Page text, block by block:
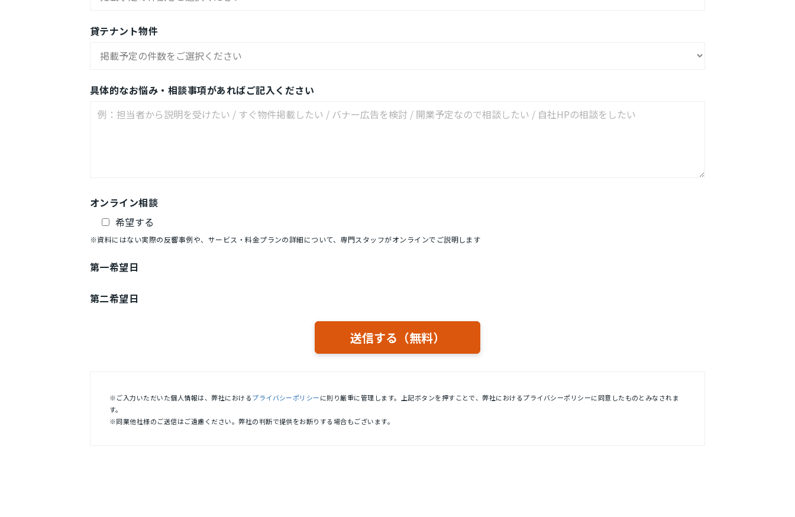
貸テナント物件
具体的なお悩み・相談事項があればご記入ください
オンライン相談
希望する
※資料にはない実際の反響事例や、サービス・料金プランの詳細について、専門スタッフがオンラインでご説明します
第一希望日
第二希望日
※ご入力いただいた個人情報は、弊社におけるプライバシーポリシーに則り厳重に管理します。上記ボタンを押すことで、弊社におけるプライバシーポリシーに同意したものとみなされま
す。
※同業他社様のご送信はご遠慮ください。弊社の判断で提供をお断りする場合もございます。